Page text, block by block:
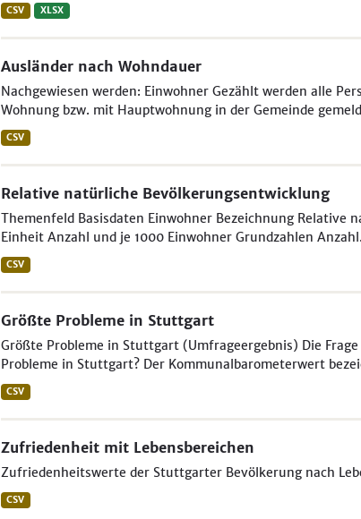
CSV XLSX
Ausländer nach Wohndauer
Nachgewiesen werden: Einwohner Gezählt werden alle
Wohnung bzw. mit Hauptwohnung in der Gemeinde
CSV
Relative natürliche Bevölkerungsentwicklung
Themenfeld Basisdaten Einwohner Bezeichnung Relative
Einheit Anzahl und je 1000 Einwohner Grundzahlen
CSV
Größte Probleme in Stuttgart
Größte Probleme in Stuttgart (Umfrageergebnis) Die
Probleme in Stuttgart? Der Kommunalbarometerwert
CSV
Zufriedenheit mit Lebensbereichen
Zufriedenheitswerte der Stuttgarter Bevölkerung nach
CSV